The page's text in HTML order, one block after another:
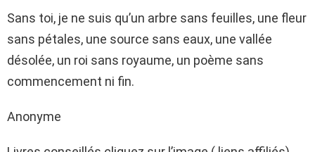
Sans toi, je ne suis qu’un arbre sans feuilles, une fleur
sans pétales, une source sans eaux, une vallée
désolée, un roi sans royaume, un poème sans
commencement ni fin.
Anonyme